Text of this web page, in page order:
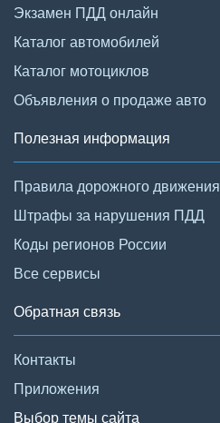
Экзамен ПДД онлайн
Каталог автомобилей
Каталог мотоциклов
Объявления о продаже авто
Полезная информация
Правила дорожного движения
Штрафы за нарушения ПДД
Коды регионов России
Все сервисы
Обратная связь
Контакты
Приложения
Выбор темы сайта